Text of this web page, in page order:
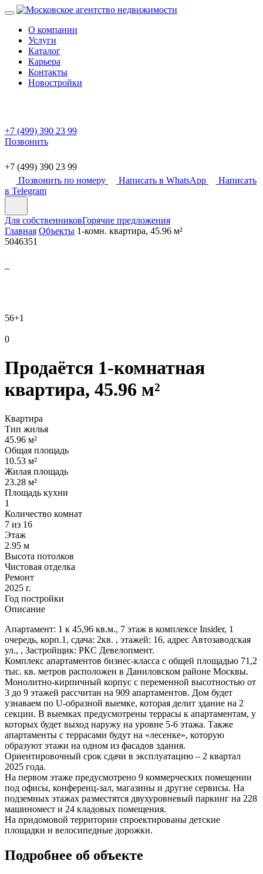
О компании
Услуги
Каталог
Карьера
Контакты
Новостройки
+7 (499) 390 23 99
Позвонить
+7 (499) 390 23 99
Позвонить по номеру
Написать в WhatsApp
Написать
в Telegram
Для собственниковГорячие предложения
Главная Объекты 1-комн. квартира, 45.96 м²
5046351
56+1
0
Продаётся 1-комнатная
квартира, 45.96 м²
Квартира
Тип жилья
45.96 м²
Общая площадь
10.53 м²
Жилая площадь
23.28 м²
Площадь кухни
1
Количество комнат
7 из 16
Этаж
2.95 м
Высота потолков
Чистовая отделка
Ремонт
2025 г.
Год постройки
Описание
Апартамент: 1 к 45,96 кв.м., 7 этаж в комплексе Insider, 1
очередь, корп.1, сдача: 2кв. , этажей: 16, адрес Автозаводская
ул., , Застройщик: РКС Девелопмент.
Комплекс апартаментов бизнес-класса с общей площадью 71,2
тыс. кв. метров расположен в Даниловском районе Москвы.
Монолитно-кирпичный корпус с переменной высотностью от
3 до 9 этажей рассчитан на 909 апартаментов. Дом будет
узнаваем по U-образной выемке, которая делит здание на 2
секции. В выемках предусмотрены террасы к апартаментам, у
которых будет выход наружу на уровне 5-6 этажа. Также
апартаменты с террасами будут на «лесенке», которую
образуют этажи на одном из фасадов здания.
Ориентировочный срок сдачи в эксплуатацию ‒ 2 квартал
2025 года.
На первом этаже предусмотрено 9 коммерческих помещении
под офисы, конференц-зал, магазины и другие сервисы. На
подземных этажах разместятся двухуровневый паркинг на 228
машиномест и 24 кладовых помещения.
На придомовой территории спроектированы детские
площадки и велосипедные дорожки.
Подробнее об объекте